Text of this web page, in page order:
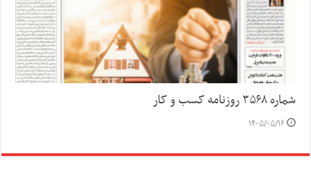
شماره ۳۵۶۸ روزنامه کسب و کار
۱۴۰۵/۰۵/۱۶